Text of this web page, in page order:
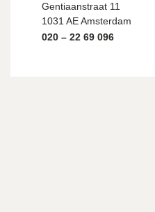
Gentiaanstraat 11
1031 AE Amsterdam
020 – 22 69 096